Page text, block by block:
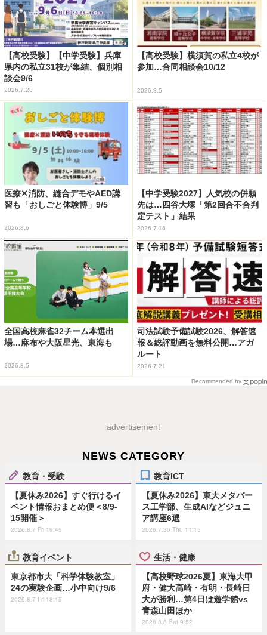
【高校受験】【中学受験】兵庫
県内の私立31校が集結、個別相
談会9/6
2026.7.28
【高校受験】横須賀の私立4校が
参加…合同相談会10/12
2026.8.5
医療✕消防、縫合デモやAED講
習も「おしごと体験博」9/5
2026.8.6
【中学受験2027】人気校の併願
先は…四谷大塚「第2回合不合判
定テスト」結果
2026.7.16
全国高校麻雀32チーム本選出
場…麻布や大阪星光、東海も
2026.8.5
司法試験予備試験2026、解答速
報＆総評動画を無料公開…アガ
ルート
2026.7.21
Recommended by
advertisement
NEWS CATEGORY
教育・受験
【夏休み2026】すぐ行けるイ
ベント情報おまとめ便＜8/9-
15開催＞
2026.8.7 Fri 19:45
教育ICT
【夏休み2026】東大メタバー
ス工学部、生成AIなどジュニ
ア講座6選
2026.7.30 Thu 11:15
教育イベント
東京都市大「科学体験教室」
24の実験企画…小中向け9/6
2026.8.7 Fri 18:15
生活・健康
【高校野球2026夏】東海大甲
府・健大高崎・有明・長崎日
大が勝利…第4日は遊学館vs
青森山田ほか
2026.8.8 Sat 9:52